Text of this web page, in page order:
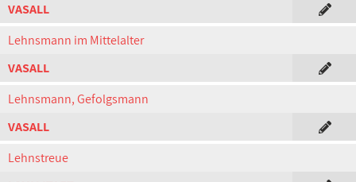
VASALL
Lehnsmann im Mittelalter
VASALL
Lehnsmann, Gefolgsmann
VASALL
Lehnstreue